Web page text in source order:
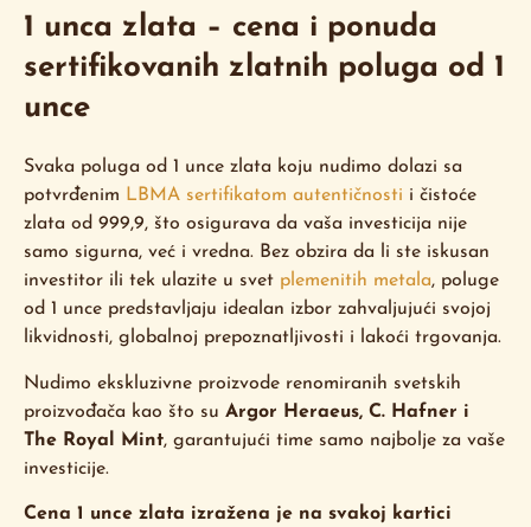
1 unca zlata – cena i ponuda
sertifikovanih zlatnih poluga od 1
unce
Svaka poluga od 1 unce zlata koju nudimo dolazi sa
potvrđenim LBMA sertifikatom autentičnosti i čistoće
zlata od 999,9, što osigurava da vaša investicija nije
samo sigurna, već i vredna. Bez obzira da li ste iskusan
investitor ili tek ulazite u svet plemenitih metala, poluge
od 1 unce predstavljaju idealan izbor zahvaljujući svojoj
likvidnosti, globalnoj prepoznatljivosti i lakoći trgovanja.
Nudimo ekskluzivne proizvode renomiranih svetskih
proizvođača kao što su Argor Heraeus, C. Hafner i
The Royal Mint, garantujući time samo najbolje za vaše
investicije.
Cena 1 unce zlata izražena je na svakoj kartici